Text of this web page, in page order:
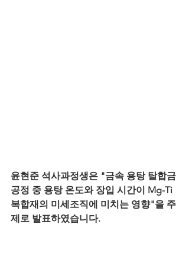
윤현준 석사과정생은 "금속 용탕 탈합금
공정 중 용탕 온도와 장입 시간이 Mg-Ti
복합재의 미세조직에 미치는 영향"을 주
제로 발표하였습니다.